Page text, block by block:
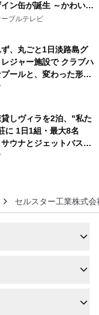
ン缶が誕生 ～かわいい
秋田の四季と名所を巡
9月1日(火)秋田県内で
ブルテレビ
、丸ごと1日淡路島グ
ジャー施設で クラブハ
ールと、変わった形の
BOXY AWAJI」のお
泊プランで
しヴィラを2泊、"私た
に 1日1組・最大8名
ウナとジェットバス付
Temps AWAJIの連泊
セルスター工業株式会